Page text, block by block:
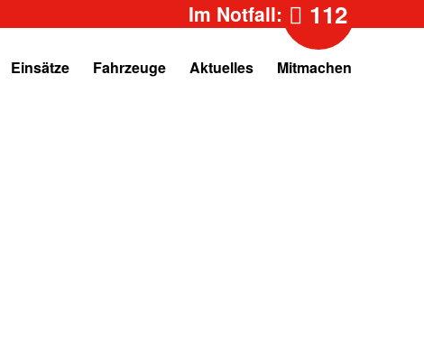
Im Notfall: 112
Einsätze Fahrzeuge Aktuelles Mitmachen